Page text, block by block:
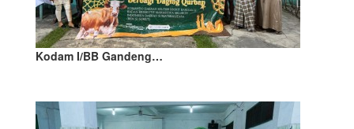
Kodam I/BB Gandeng…